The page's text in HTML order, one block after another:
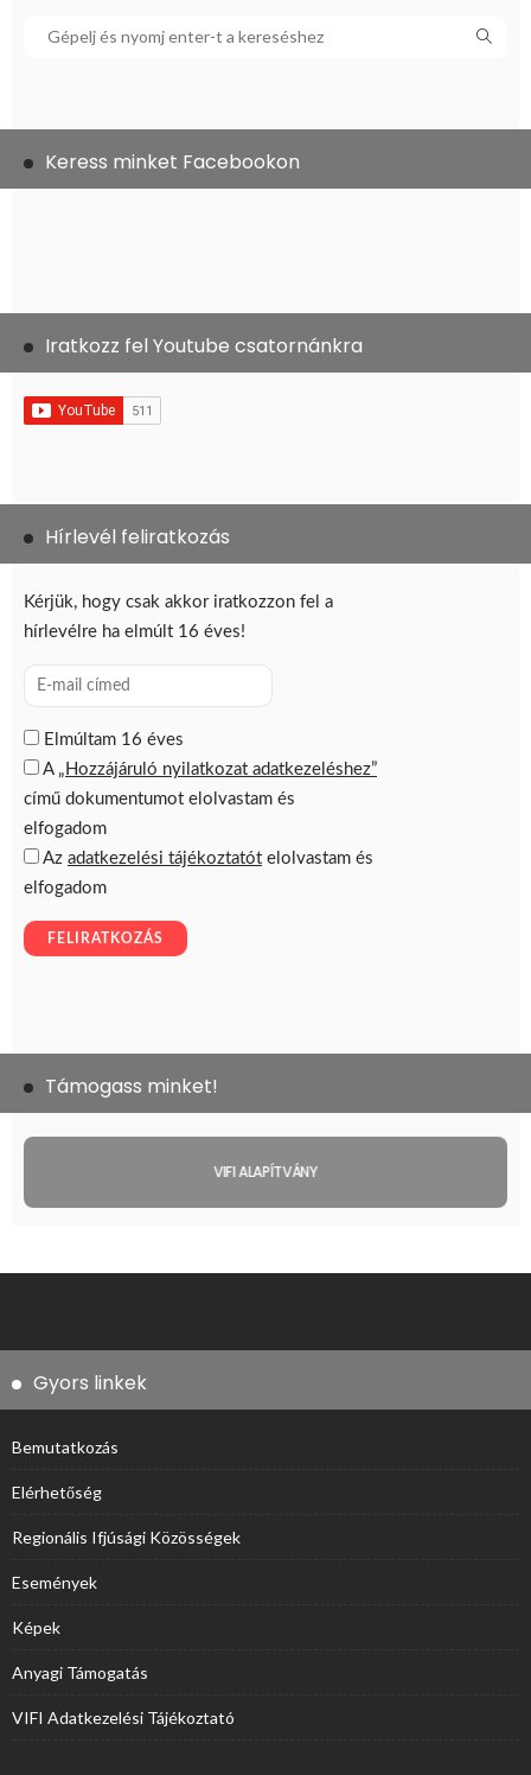
Keress minket Facebookon
Iratkozz fel Youtube csatornánkra
Hírlevél feliratkozás
Támogass minket!
VIFI ALAPÍTVÁNY
Gyors linkek
Bemutatkozás
Elérhetőség
Regionális Ifjúsági Közösségek
Események
Képek
Anyagi Támogatás
VIFI Adatkezelési Tájékoztató